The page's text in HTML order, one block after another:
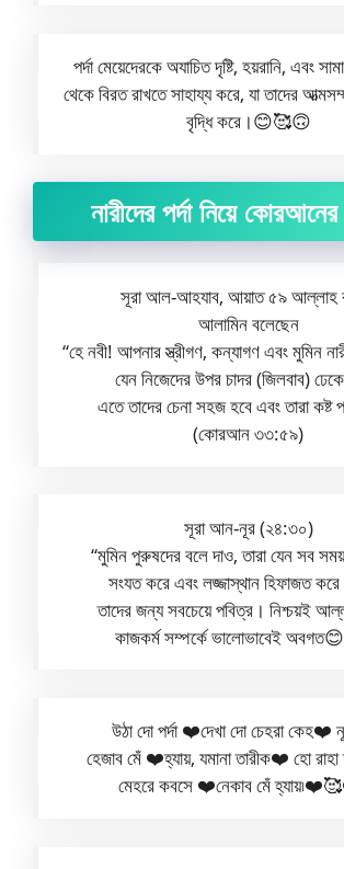
পর্দা মেয়েদেরকে অযাচিত দৃষ্টি, হয়রানি, এবং
থেকে বিরত রাখতে সাহায্য করে, যা তাদের
বৃদ্ধি করে।😊🥰🙃
নারীদের পর্দা নিয়ে
সূরা আল-আহযাব, আয়াত ৫৯ আল্লাহ
আলামিন বলেছেন
“হে নবী! আপনার স্ত্রীগণ, কন্যাগণ এবং মুমিন
যেন নিজেদের উপর চাদর (জিলবাব)
এতে তাদের চেনা সহজ হবে এবং তারা কষ্ট
(কোরআন ৩৩:৫৯)
সূরা আন-নূর (২৪:৩০)
“মুমিন পুরুষদের বলে দাও, তারা যেন সব সময়
সংযত করে এবং লজ্জাস্থান হিফাজত
তাদের জন্য সবচেয়ে পবিত্র। নিশ্চয়ই
কাজকর্ম সম্পর্কে ভালোভাবেই
উঠা দো পর্দা ❤️দেখা দো চেহরা কেহ❤️
হেজাব মেঁ ❤️হ্যায়, যমানা তারীক❤️ হো
মেহরে কবসে ❤️নেকাব মেঁ